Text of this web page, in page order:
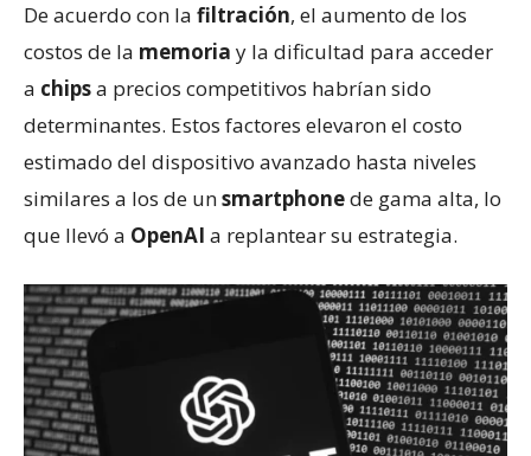
De acuerdo con la filtración, el aumento de los
costos de la memoria y la dificultad para acceder
a chipsa precios competitivos habrían sido
determinantes. Estos factores elevaron el costo
estimado del dispositivo avanzado hasta niveles
similares a los de unsmartphonede gama alta, lo
que llevó a OpenAI a replantear su estrategia.